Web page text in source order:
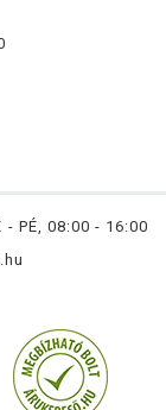
- PÉ, 08:00 - 16:00